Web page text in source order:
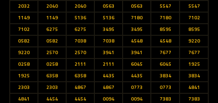
2032
2040 2040 0563 0563 5547
5547
1149
1149 5136 5136 7180 7180
7102
7102
6275 6275 3495 3495 8595
8595
0582
0582 7038 7038 4548 4548
9220
9220
2570 2570 3941 3941 7677
7677
0258
0258 2111 2111 6045 6045
1925
1925
6358 6358 4435 4435 3834
3834
2303
2303 4867 4867 0773 0773
4841
4841
4454 4454 0094 0094 7383
7383